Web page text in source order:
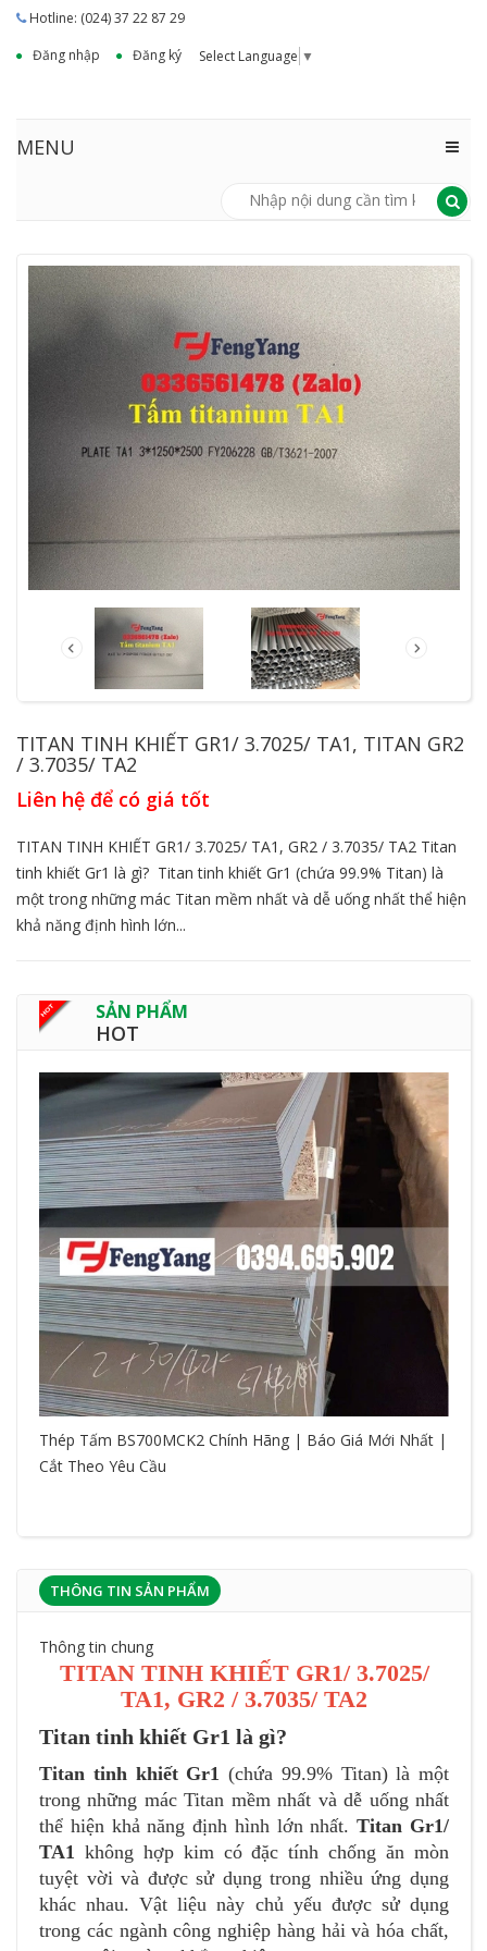
Hotline: (024) 37 22 87 29
Đăng nhập
Đăng ký Select Language ▼
MENU
TITAN TINH KHIẾT GR1/ 3.7025/ TA1, TITAN GR2
/ 3.7035/ TA2
Liên hệ để có giá tốt
TITAN TINH KHIẾT GR1/ 3.7025/ TA1, GR2 / 3.7035/ TA2 Titan
tinh khiết Gr1 là gì? Titan tinh khiết Gr1 (chứa 99.9% Titan) là
một trong những mác Titan mềm nhất và dễ uống nhất thể hiện
khả năng định hình lớn...
SẢN PHẨM
HOT
Thép Tấm BS700MCK2 Chính Hãng | Báo Giá Mới Nhất |
Cắt Theo Yêu Cầu
THÔNG TIN SẢN PHẨM
Thông tin chung
TITAN TINH KHIẾT GR1/ 3.7025/
TA1, GR2 / 3.7035/ TA2
Titan tinh khiết Gr1 là gì?
Titan tinh khiết Gr1 (chứa 99.9% Titan) là một
trong những mác Titan mềm nhất và dễ uống nhất
thể hiện khả năng định hình lớn nhất.Titan Gr1/
TA1 không hợp kim có đặc tính chống ăn mòn
tuyệt vời và được sử dụng trong nhiều ứng dụng
khác nhau. Vật liệu này chủ yếu được sử dụng
trong các ngành công nghiệp hàng hải và hóa chất,